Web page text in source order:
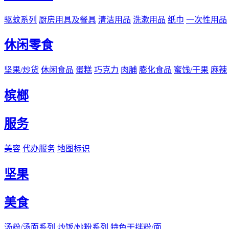
驱蚊系列 厨房用具及餐具 清洁用品 洗漱用品 纸巾 一次性用品
休闲零食
坚果/炒货 休闲食品 蛋糕 巧克力 肉脯 膨化食品 蜜饯/干果 麻辣
槟榔
服务
美容 代办服务 地图标识
坚果
美食
汤粉/汤面系列 炒饭/炒粉系列 特色干拌粉/面